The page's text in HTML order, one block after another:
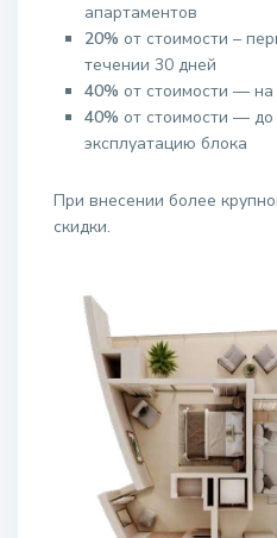
апартаментов
20% от стоимости –
течении 30 дней
40% от стоимости — на
40% от стоимости —
эксплуатацию блока
При внесении более
скидки.